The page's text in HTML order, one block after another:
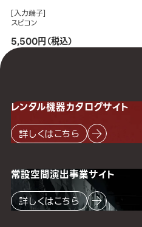
[入力端子]
スピコン
5,500円（税込）
レンタル機器カタログサイト
詳しくはこちら
常設空間演出事業サイト
詳しくはこちら